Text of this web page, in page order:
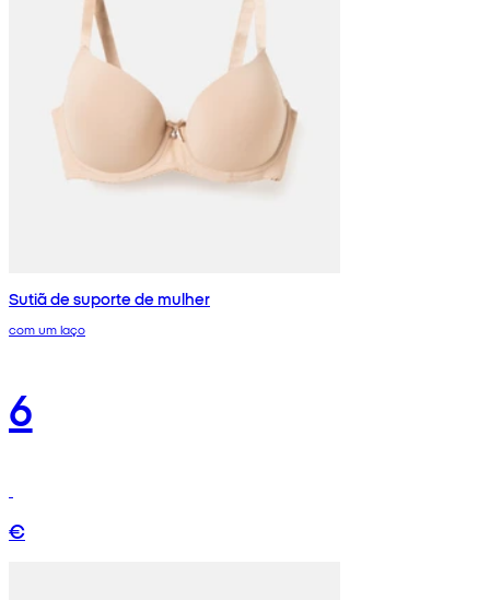
Sutiã de suporte de mulher
com um laço
6
€